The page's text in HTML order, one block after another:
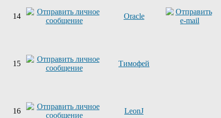
14 Oracle
15 Тимофей
16 LeonJ